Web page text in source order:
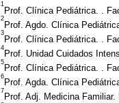
1
Prof. Clínica Pediátrica. .
2
Prof. Agdo. Clínica
3
Prof. Clínica Pediátrica. .
4
Prof. Unidad Cuidados
5
Prof. Clínica Pediátrica. .
6
Prof. Agda. Clínica
7
Prof. Adj. Medicina